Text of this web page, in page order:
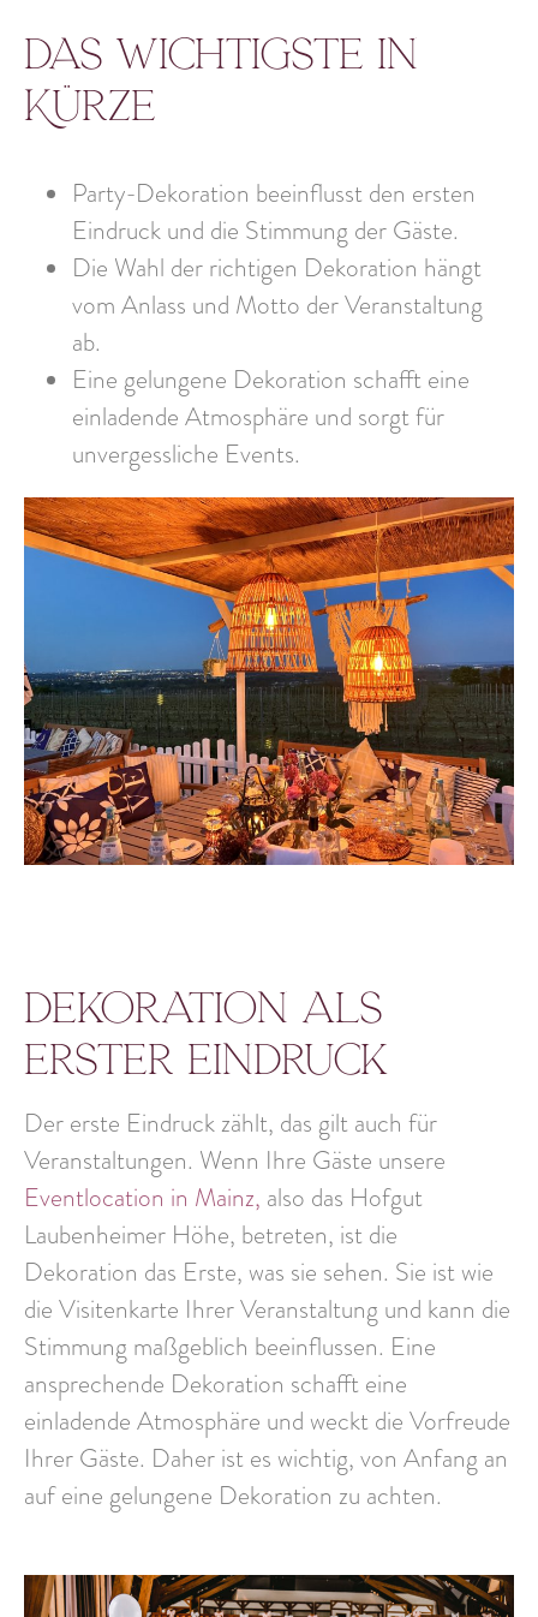
Das Wichtigste in
Kürze
Party-Dekoration beeinflusst den ersten
Eindruck und die Stimmung der Gäste.
Die Wahl der richtigen Dekoration hängt
vom Anlass und Motto der Veranstaltung
ab.
Eine gelungene Dekoration schafft eine
einladende Atmosphäre und sorgt für
unvergessliche Events.
Dekoration als
erster Eindruck
Der erste Eindruck zählt, das gilt auch für
Veranstaltungen. Wenn Ihre Gäste unsere
Eventlocation in Mainz, also das Hofgut
Laubenheimer Höhe, betreten, ist die
Dekoration das Erste, was sie sehen. Sie ist wie
die Visitenkarte Ihrer Veranstaltung und kann die
Stimmung maßgeblich beeinflussen. Eine
ansprechende Dekoration schafft eine
einladende Atmosphäre und weckt die Vorfreude
Ihrer Gäste. Daher ist es wichtig, von Anfang an
auf eine gelungene Dekoration zu achten.